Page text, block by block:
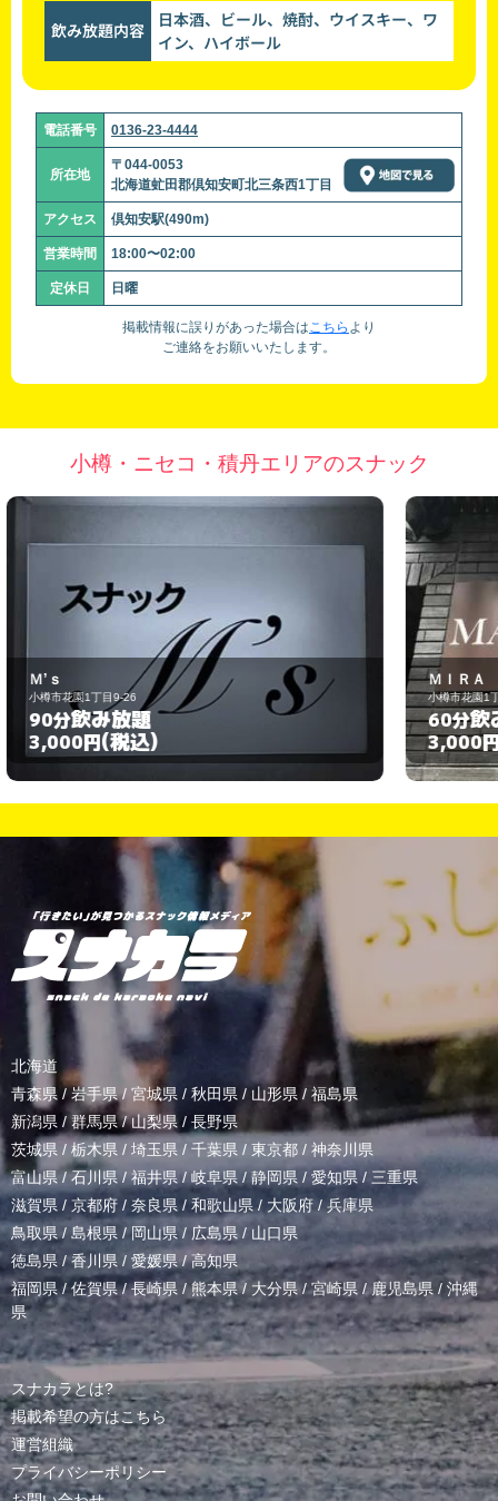
飲み放題内容
日本酒、ビール、焼酎、ウイスキー、ワ
イン、ハイボール
電話番号 0136-23-4444
所在地
〒044-0053
北海道虻田郡倶知安町北三条西1丁目
アクセス 倶知安駅(490m)
営業時間 18:00〜02:00
定休日 日曜
掲載情報に誤りがあった場合はこちら より
ご連絡をお願いいたします。
小樽・ニセコ・積丹エリアのスナック
ＭＩＲＡ
小樽市花園1丁目9-5
60分飲み放題
3,000円
北海道
青森県 / 岩手県/ 宮城県 / 秋田県 / 山形県/ 福島県
新潟県 /群馬県/山梨県 / 長野県
茨城県 / 栃木県 / 埼玉県 / 千葉県 / 東京都 / 神奈川県
富山県 /石川県/福井県/岐阜県 / 静岡県 / 愛知県 / 三重県
滋賀県 / 京都府 / 奈良県 / 和歌山県/ 大阪府 /兵庫県
鳥取県/ 島根県 /岡山県/ 広島県 / 山口県
徳島県 /香川県 / 愛媛県/高知県
福岡県/佐賀県/長崎県 /熊本県/ 大分県/宮崎県 /鹿児島県 / 沖縄
県
スナカラとは?
掲載希望の方はこちら
運営組織
プライバシーポリシー